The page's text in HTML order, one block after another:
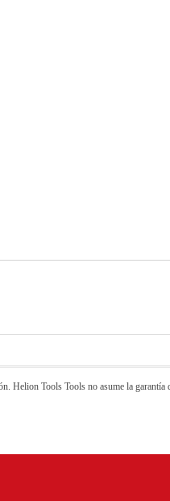
Helion Tools Tools no asume la garantía